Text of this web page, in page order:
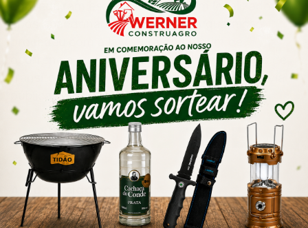
conseguiram escapar e não foram localizados
após abandonarem os objetos. A guarnição
procedeu com a lavratura do boletim de
ocorrência e tomou medidas administrativas de
trânsito relativas ao veículo abandonado na via
pública.
Artigos relacionados